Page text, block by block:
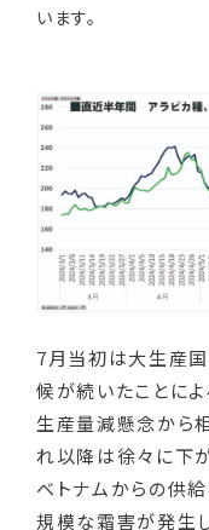
います。
7月当初は大生産国
候が続いたことに
生産量減懸念から
れ以降は徐々に下
ベトナムからの供
規模な霜害が発生し